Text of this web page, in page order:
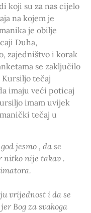
koji su za nas cijelo
na kojem je
je obilje
Duha,
zajedništvo i korak
se zaključilo
Kursiljo tečaj
imaju veći poticaj
imam uvijek
tečaj u
jesmo , da se
nije takav .
vrijednost i da se
Bog za svakoga